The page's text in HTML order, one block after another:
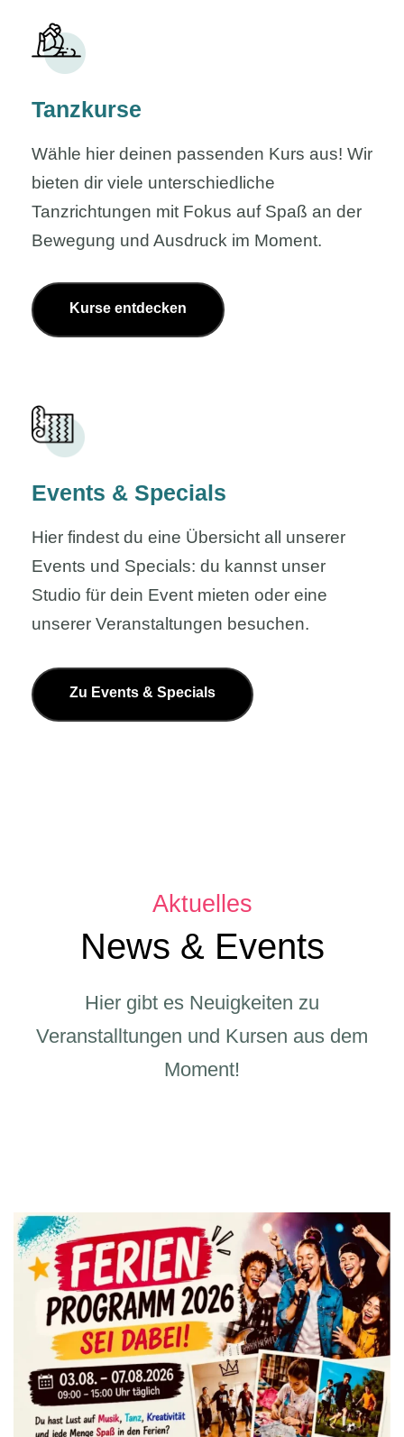
Tanzkurse
Wähle hier deinen passenden Kurs aus! Wir
bieten dir viele unterschiedliche
Tanzrichtungen mit Fokus auf Spaß an der
Bewegung und Ausdruck im Moment.
Kurse entdecken
Events & Specials
Hier findest du eine Übersicht all unserer
Events und Specials: du kannst unser
Studio für dein Event mieten oder eine
unserer Veranstaltungen besuchen.
Zu Events & Specials
Aktuelles
News & Events
Hier gibt es Neuigkeiten zu
Veranstalltungen und Kursen aus dem
Moment!